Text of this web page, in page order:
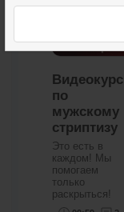
Видеокурс
по
мужскому
стриптизу
Это есть в
каждом! Мы
помогаем
только
раскрыться!